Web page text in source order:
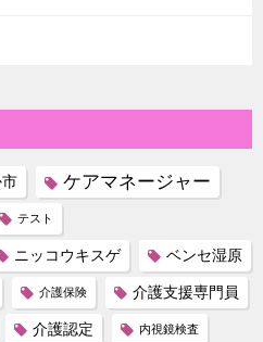
ケアマネージャー
テスト
ニッコウキスゲ ベンセ湿原
介護保険 介護支援専門員
介護認定 内視鏡検査